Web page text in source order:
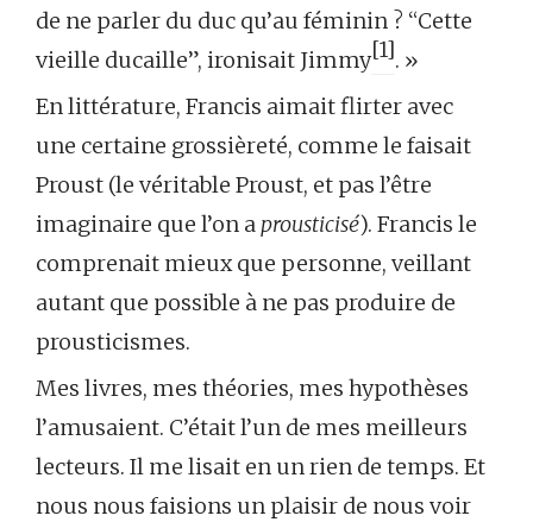
de ne parler du duc qu’au féminin ? “Cette
vieille ducaille”, ironisait Jimmy[1]. »
En littérature, Francis aimait flirter avec
une certaine grossièreté, comme le faisait
Proust (le véritable Proust, et pas l’être
imaginaire que l’on a prousticisé). Francis le
comprenait mieux que personne, veillant
autant que possible à ne pas produire de
prousticismes.
Mes livres, mes théories, mes hypothèses
l’amusaient. C’était l’un de mes meilleurs
lecteurs. Il me lisait en un rien de temps. Et
nous nous faisions un plaisir de nous voir